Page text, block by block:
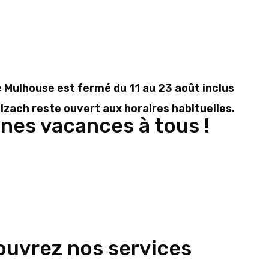
Mulhouse est fermé du 11 au 23 août inclus
reste ouvert aux horaires habituelles.
vacances à tous !
nos services